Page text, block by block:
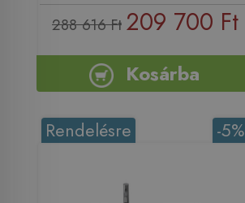
288 616 Ft 209 700 Ft
Kosárba
-5%
Rendelésre